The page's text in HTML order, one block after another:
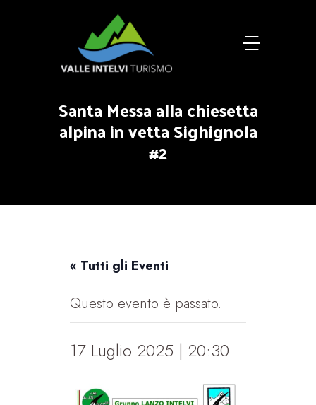
Santa Messa alla chiesetta
alpina in vetta Sighignola
#2
« Tutti gli Eventi
Questo evento è passato.
17 Luglio 2025 | 20:30